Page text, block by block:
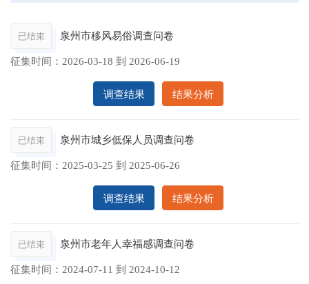
已结束 泉州市移风易俗调查问卷
征集时间： 2026-03-18 到 2026-06-19
调查结果 结果分析
已结束 泉州市城乡低保人员调查问卷
征集时间： 2025-03-25 到 2025-06-26
调查结果 结果分析
已结束 泉州市老年人幸福感调查问卷
征集时间： 2024-07-11 到 2024-10-12